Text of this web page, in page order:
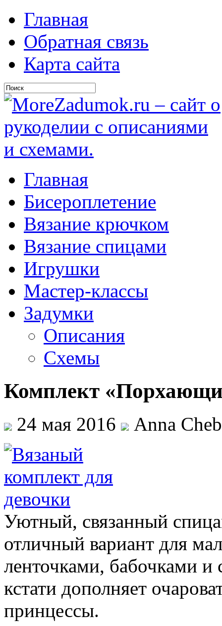
Главная
Обратная связь
Карта сайта
Главная
Бисероплетение
Вязание крючком
Вязание спицами
Игрушки
Мастер-классы
Задумки
Описания
Схемы
Комплект
24 мая 2016 Anna
Уютный, связанный
отличный вариант для
ленточками, бабочками и
кстати дополняет
принцессы.